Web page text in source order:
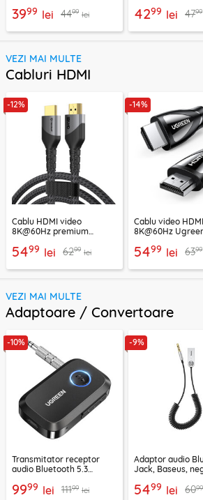
3999 lei 4499 lei 4299 lei 4799
VEZI MAI MULTE
Cabluri HDMI
-12%
Cablu HDMI video
8K@60Hz premium
2m
5499 lei 6299 lei
-14%
Cablu video
8K@60Hz
5499 lei 6399
VEZI MAI MULTE
Adaptoare / Convertoare
-10%
Transmitator receptor
audio Bluetooth 5.3
9999 lei 11199 lei
-9%
Adaptor audio
Jack, Baseus,
5499 lei 6099